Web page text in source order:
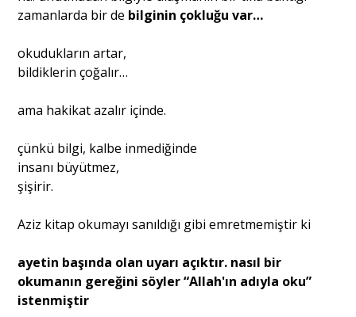
zamanlarda bir de bilginin çokluğu var…
okudukların artar,
bildiklerin çoğalır…
ama hakikat azalır içinde.
çünkü bilgi, kalbe inmediğinde
insanı büyütmez,
şişirir.
Aziz kitap okumayı sanıldığı gibi emretmemiştir ki
ayetin başında olan uyarı açıktır. nasıl bir
okumanın gereğini söyler “Allah'ın adıyla oku”
istenmiştir